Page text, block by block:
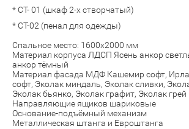
* СТ- 01 (шкаф 2-х створчатый)
* СТ-02 (пенал для одежды)
Спальное место: 1600х2000 мм
Материал корпуса ЛДСП Ясень анкор
анкор тёмный
Материал фасада МДФ Кашемир софт,
софт, Эколак миндаль, Эколак сливки,
Эколак бьянко, Эколак графит, Эколак грей
Направляющие ящиков шариковые
Основание-подъёмный механизм
Металлическая штанга и Евроштанга